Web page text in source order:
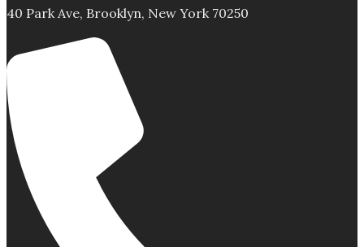
40 Park Ave, Brooklyn, New York 70250